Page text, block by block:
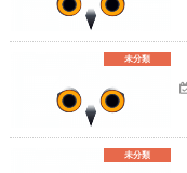
未分類
未分類